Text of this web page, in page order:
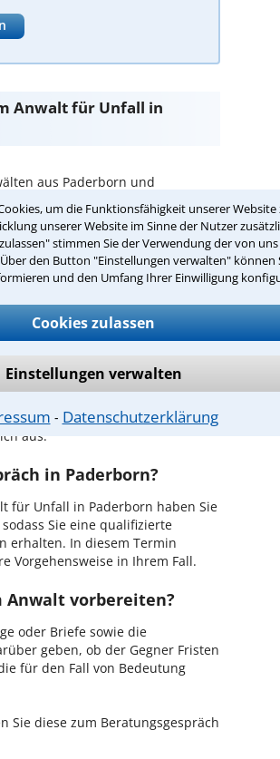
um die Funktionsfähigkeit unserer Website
unserer Website im Sinne der Nutzer
stimmen Sie der Verwendung der von
den Button "Einstellungen verwalten" können
und den Umfang Ihrer Einwilligung
Cookies zulassen
Einstellungen verwalten
⁃ Datenschutzerklärung
Anwalt für Unfall in
aus Paderborn und
für Unfall in
einen Beratungstermin
unser Kontaktformular einen
aus.
in Paderborn?
für Unfall in Paderborn haben Sie
Sie eine qualifizierte
erhalten. In diesem Termin
Vorgehensweise in Ihrem Fall.
Anwalt vorbereiten?
oder Briefe sowie die
geben, ob der Gegner Fristen
für den Fall von Bedeutung
Sie diese zum Beratungsgespräch